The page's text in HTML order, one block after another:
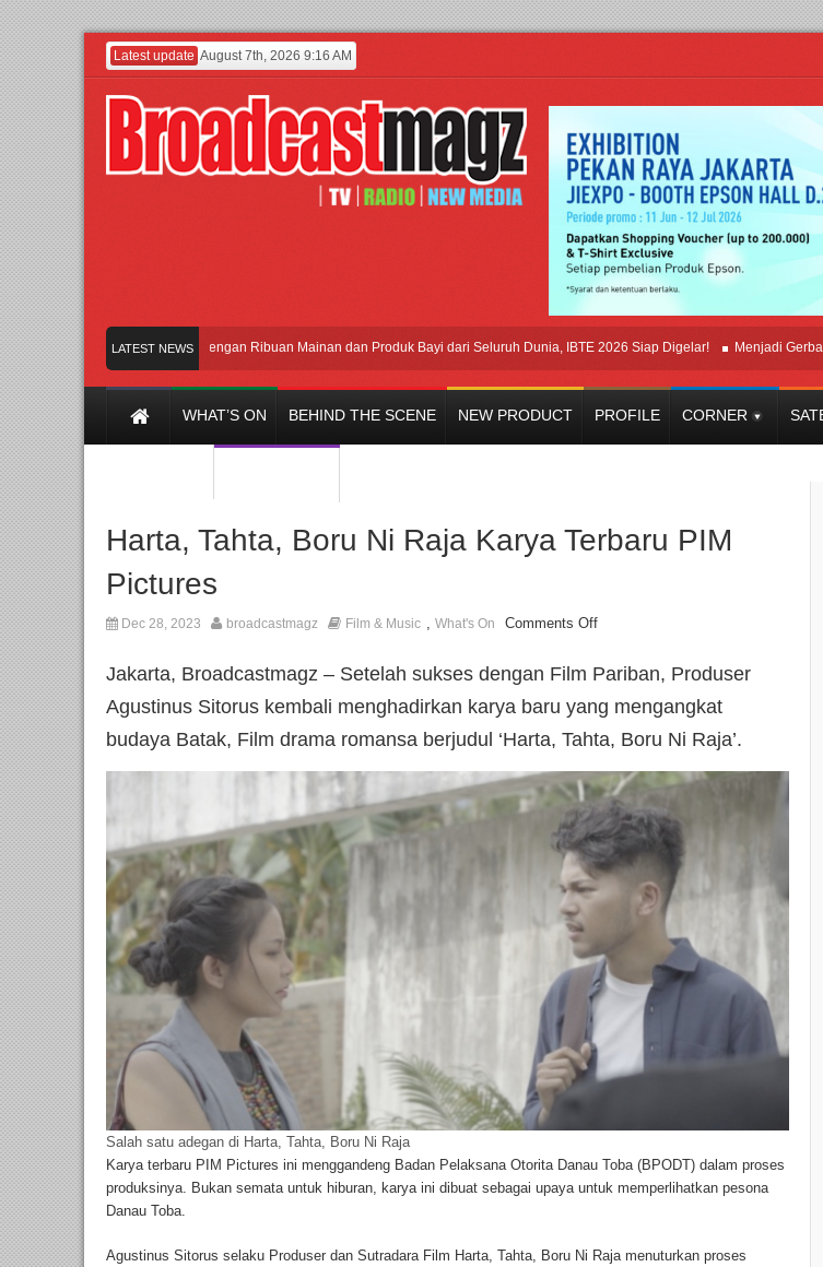
Latest update August 7th, 2026 9:16 AM
LATEST NEWS
Meramaikan Jakarta dengan Ribuan Mainan dan Produk Bayi dari Seluruh Dunia, IBTE 2026 Siap Digelar! Menjadi Gerbang
WHAT’S ON BEHIND THE SCENE NEW PRODUCT PROFILE CORNER
Harta, Tahta, Boru Ni Raja Karya Terbaru PIM
Pictures
Dec 28, 2023 broadcastmagz Film & Music , What's On Comments Off
Jakarta, Broadcastmagz – Setelah sukses dengan Film Pariban, Produser
Agustinus Sitorus kembali menghadirkan karya baru yang mengangkat
budaya Batak, Film drama romansa berjudul ‘Harta, Tahta, Boru Ni Raja’.
Salah satu adegan di Harta, Tahta, Boru Ni Raja
Karya terbaru PIM Pictures ini menggandeng Badan Pelaksana Otorita Danau Toba (BPODT) dalam proses
produksinya. Bukan semata untuk hiburan, karya ini dibuat sebagai upaya untuk memperlihatkan pesona
Danau Toba.
Agustinus Sitorus selaku Produser dan Sutradara Film Harta, Tahta, Boru Ni Raja menuturkan proses